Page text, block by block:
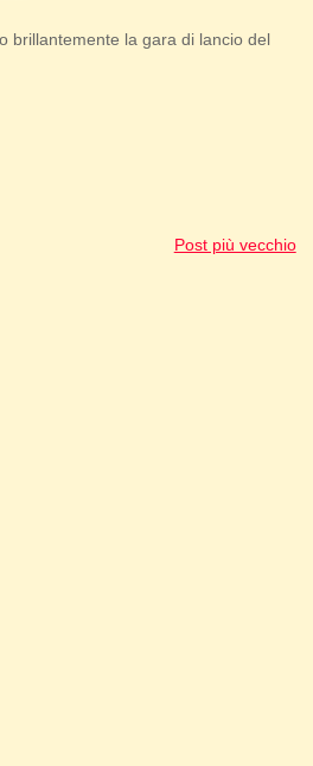
brillantemente la gara di lancio del
Post più vecchio